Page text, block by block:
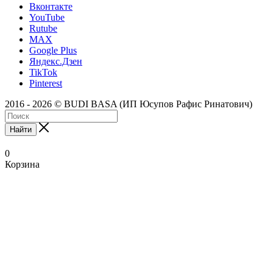
Вконтакте
YouTube
Rutube
MAX
Google Plus
Яндекс.Дзен
TikTok
Pinterest
2016 - 2026 © BUDI BASA (ИП Юсупов Рафис Ринатович)
Найти
0
Корзина